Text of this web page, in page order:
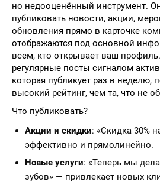
но недооценённый инструмент.
публиковать новости, акции,
обновления прямо в карточке
отображаются под основной
всем, кто открывает ваш
регулярные посты сигналом
которая публикует раз в неделю,
высокий рейтинг, чем та, что не
Что публиковать?
Акции и скидки: «Скидка 30%
эффективно и прямолинейно.
Новые услуги: «Теперь мы
зубов» — привлекает новых